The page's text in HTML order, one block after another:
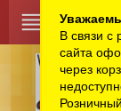
В связи с
сайта
через